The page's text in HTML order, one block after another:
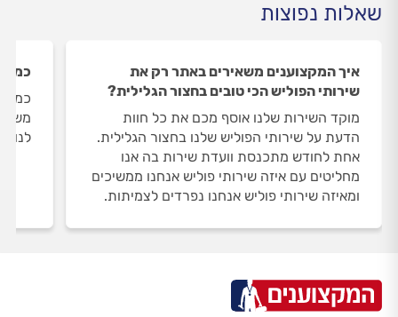
שאלות נפוצות
איך המקצוענים משאירים באתר רק את
שירותי הפוליש הכי טובים בחצור הגלילית?
מוקד השירות שלנו אוסף מכם את כל חוות
הדעת על שירותי הפוליש שלנו בחצור הגלילית.
אחת לחודש מתכנסת וועדת שירות בה אנו
מחליטים עם איזה שירותי פוליש אנחנו ממשיכים
ומאיזה שירותי פוליש אנחנו נפרדים לצמיתות.
כמה
לנו 3 שירותי פוליש בחצור הגלילית.